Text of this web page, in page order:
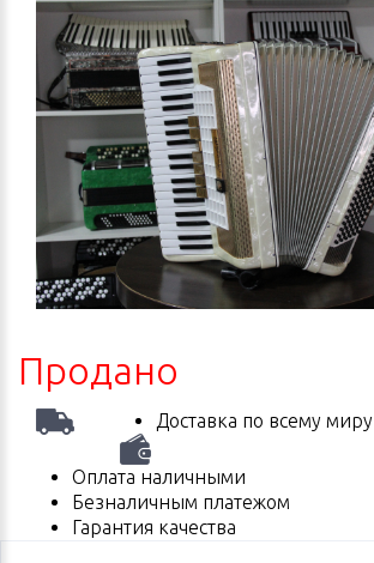
Продано
Доставка по всему миру
Оплата наличными
Безналичным платежом
Гарантия качества